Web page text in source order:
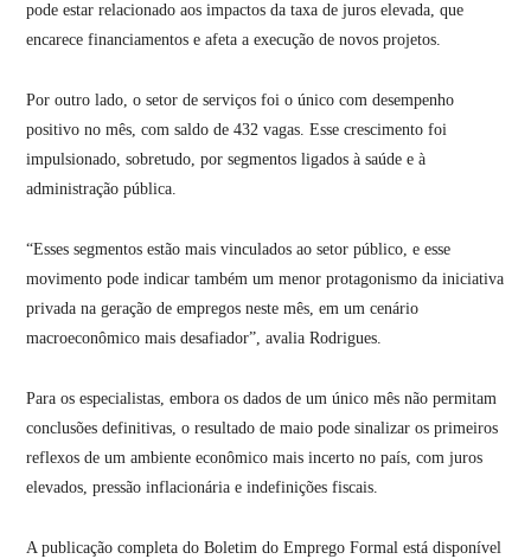
pode estar relacionado aos impactos da taxa de juros elevada, que
encarece financiamentos e afeta a execução de novos projetos.
Por outro lado, o setor de serviços foi o único com desempenho
positivo no mês, com saldo de 432 vagas. Esse crescimento foi
impulsionado, sobretudo, por segmentos ligados à saúde e à
administração pública.
“Esses segmentos estão mais vinculados ao setor público, e esse
movimento pode indicar também um menor protagonismo da iniciativa
privada na geração de empregos neste mês, em um cenário
macroeconômico mais desafiador”, avalia Rodrigues.
Para os especialistas, embora os dados de um único mês não permitam
conclusões definitivas, o resultado de maio pode sinalizar os primeiros
reflexos de um ambiente econômico mais incerto no país, com juros
elevados, pressão inflacionária e indefinições fiscais.
A publicação completa do Boletim do Emprego Formal está disponível